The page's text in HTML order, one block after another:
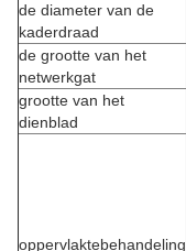
de diameter van de
kaderdraad
de grootte van het
netwerkgat
grootte van het
dienblad
oppervlaktebehandeling